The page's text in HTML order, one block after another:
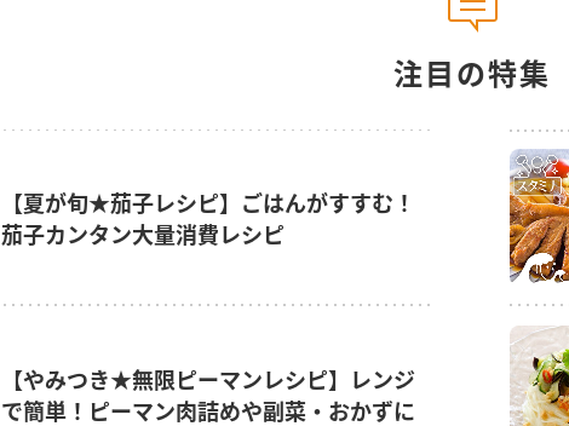
注目の特集
【夏が旬★茄子レシピ】ごはんがすすむ！
茄子カンタン大量消費レシピ
【やみつき★無限ピーマンレシピ】レンジ
で簡単！ピーマン肉詰めや副菜・おかずに